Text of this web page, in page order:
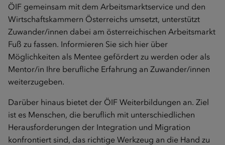
ÖIF gemeinsam mit dem Arbeitsmarktservice und den
Wirtschaftskammern Österreichs umsetzt, unterstützt
Zuwander/innen dabei am österreichischen Arbeitsmarkt
Fuß zu fassen. Informieren Sie sich hier über
Möglichkeiten als Mentee gefördert zu werden oder als
Mentor/in Ihre berufliche Erfahrung an Zuwander/innen
weiterzugeben.
Darüber hinaus bietet der ÖIF Weiterbildungen an. Ziel
ist es Menschen, die beruflich mit unterschiedlichen
Herausforderungen der Integration und Migration
konfrontiert sind, das richtige Werkzeug an die Hand zu